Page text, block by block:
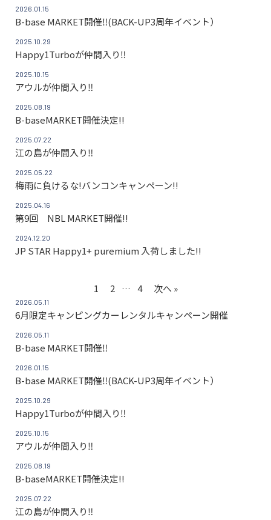
2026.01.15
B-base MARKET開催‼(BACK-UP3周年イベント）
2025.10.29
Happy1Turboが仲間入り‼
2025.10.15
アウルが仲間入り‼
2025.08.19
B-baseMARKET開催決定!!
2025.07.22
江の島が仲間入り‼
2025.05.22
梅雨に負けるな!バンコンキャンペーン!!
2025.04.16
第9回 NBL MARKET開催!!
2024.12.20
JP STAR Happy1+ puremium 入荷しました!!
1 2 … 4 次へ »
2026.05.11
6月限定キャンピングカーレンタルキャンペーン開催
2026.05.11
B-base MARKET開催‼
2026.01.15
B-base MARKET開催‼(BACK-UP3周年イベント）
2025.10.29
Happy1Turboが仲間入り‼
2025.10.15
アウルが仲間入り‼
2025.08.19
B-baseMARKET開催決定!!
2025.07.22
江の島が仲間入り‼